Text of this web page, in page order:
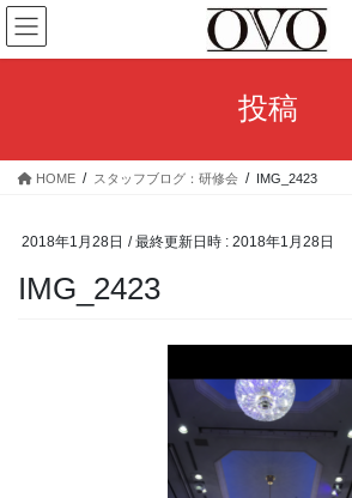
コ
ン
テ
ス
ナ
ビ
ゲ
ン
投稿
HOME スタッフブログ：研修会 IMG_2423
2018年1月28日 / 最終更新日時 : 2018年1月28日
IMG_2423